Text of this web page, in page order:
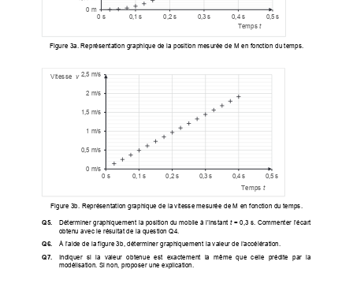
Figure 3a. Représentation graphique de la position mesurée de M en fonction du temps.
Figure 3b. Représentation graphique de la vitesse mesurée de M en fonction du temps.
Q5. Déterminer graphiquement la position du mobile à l’instant t = 0,3 s. Commenter l’écart
obtenu avec le résultat de la question Q4.
Q6.
À l’aide de la figure 3b, déterminer graphiquement la valeur de l’accélération.
Q7.
Indiquer  si  la  valeur  obtenue  est  exactement  la  même  que  celle  prédite  par  la
modélisation. Si non, proposer une explication.
0 m
0 s 0,1 s 0,2 s 0,3 s 0,4 s 0,5 s
Temps t
0 m/s
0,5 m/s
1 m/s
1,5 m/s
2 m/s
2,5 m/s
0 s 0,1 s 0,2 s 0,3 s 0,4 s 0,5 s
Vitesse v
Temps t